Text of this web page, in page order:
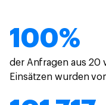
100%
der Anfragen aus 20
Einsätzen wurden